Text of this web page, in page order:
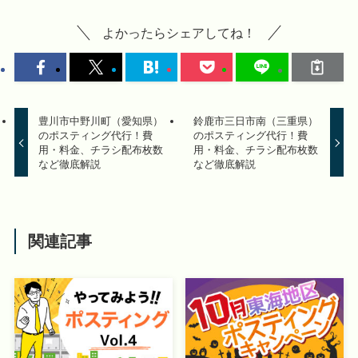
よかったらシェアしてね！
豊川市中野川町（愛知県）
のポスティング代行！費
用・料金、チラシ配布枚数
など徹底解説
鈴鹿市三日市南（三重県）
のポスティング代行！費
用・料金、チラシ配布枚数
など徹底解説
関連記事